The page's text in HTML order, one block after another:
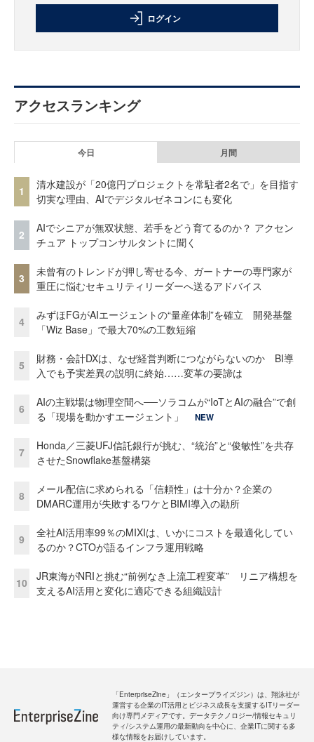
ログイン
アクセスランキング
今日 月間
1
清水建設が「20億円プロジェクトを常駐者2名で」を目指す
切実な理由、AIでデジタルゼネコンにも変化
2
AIでシニアが無双状態、若手をどう育てるのか？ アクセン
チュア トップコンサルタントに聞く
3
未曾有のトレンドが押し寄せる今、ガートナーの専門家が
重圧に悩むセキュリティリーダーへ送るアドバイス
4
みずほFGがAIエージェントの“量産体制”を確立 開発基盤
「Wiz Base」で最大70%の工数短縮
5
財務・会計DXは、なぜ経営判断につながらないのか BI導
入でも予実差異の説明に終始……変革の要諦は
6
AIの主戦場は物理空間へ──ソラコムが“IoTとAIの融合”で創
る「現場を動かすエージェント」
NEW
7
Honda／三菱UFJ信託銀行が挑む、“統治”と“俊敏性”を共存
させたSnowflake基盤構築
8
メール配信に求められる「信頼性」は十分か？企業の
DMARC運用が失敗するワケとBIMI導入の勘所
9
全社AI活用率99％のMIXIは、いかにコストを最適化してい
るのか？CTOが語るインフラ運用戦略
10
JR東海がNRIと挑む“前例なき上流工程変革” リニア構想を
支えるAI活用と変化に適応できる組織設計
「EnterpriseZine」（エンタープライズジン）は、翔泳社が
運営する企業のIT活用とビジネス成長を支援するITリーダー
向け専門メディアです。データテクノロジー/情報セキュリ
ティ/システム運用の最新動向を中心に、企業ITに関する多
様な情報をお届けしています。